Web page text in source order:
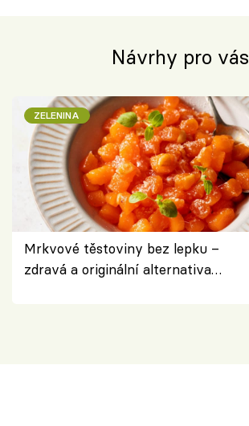
Návrhy pro vás
ZELENINA
Mrkvové těstoviny bez lepku –
zdravá a originální alternativa